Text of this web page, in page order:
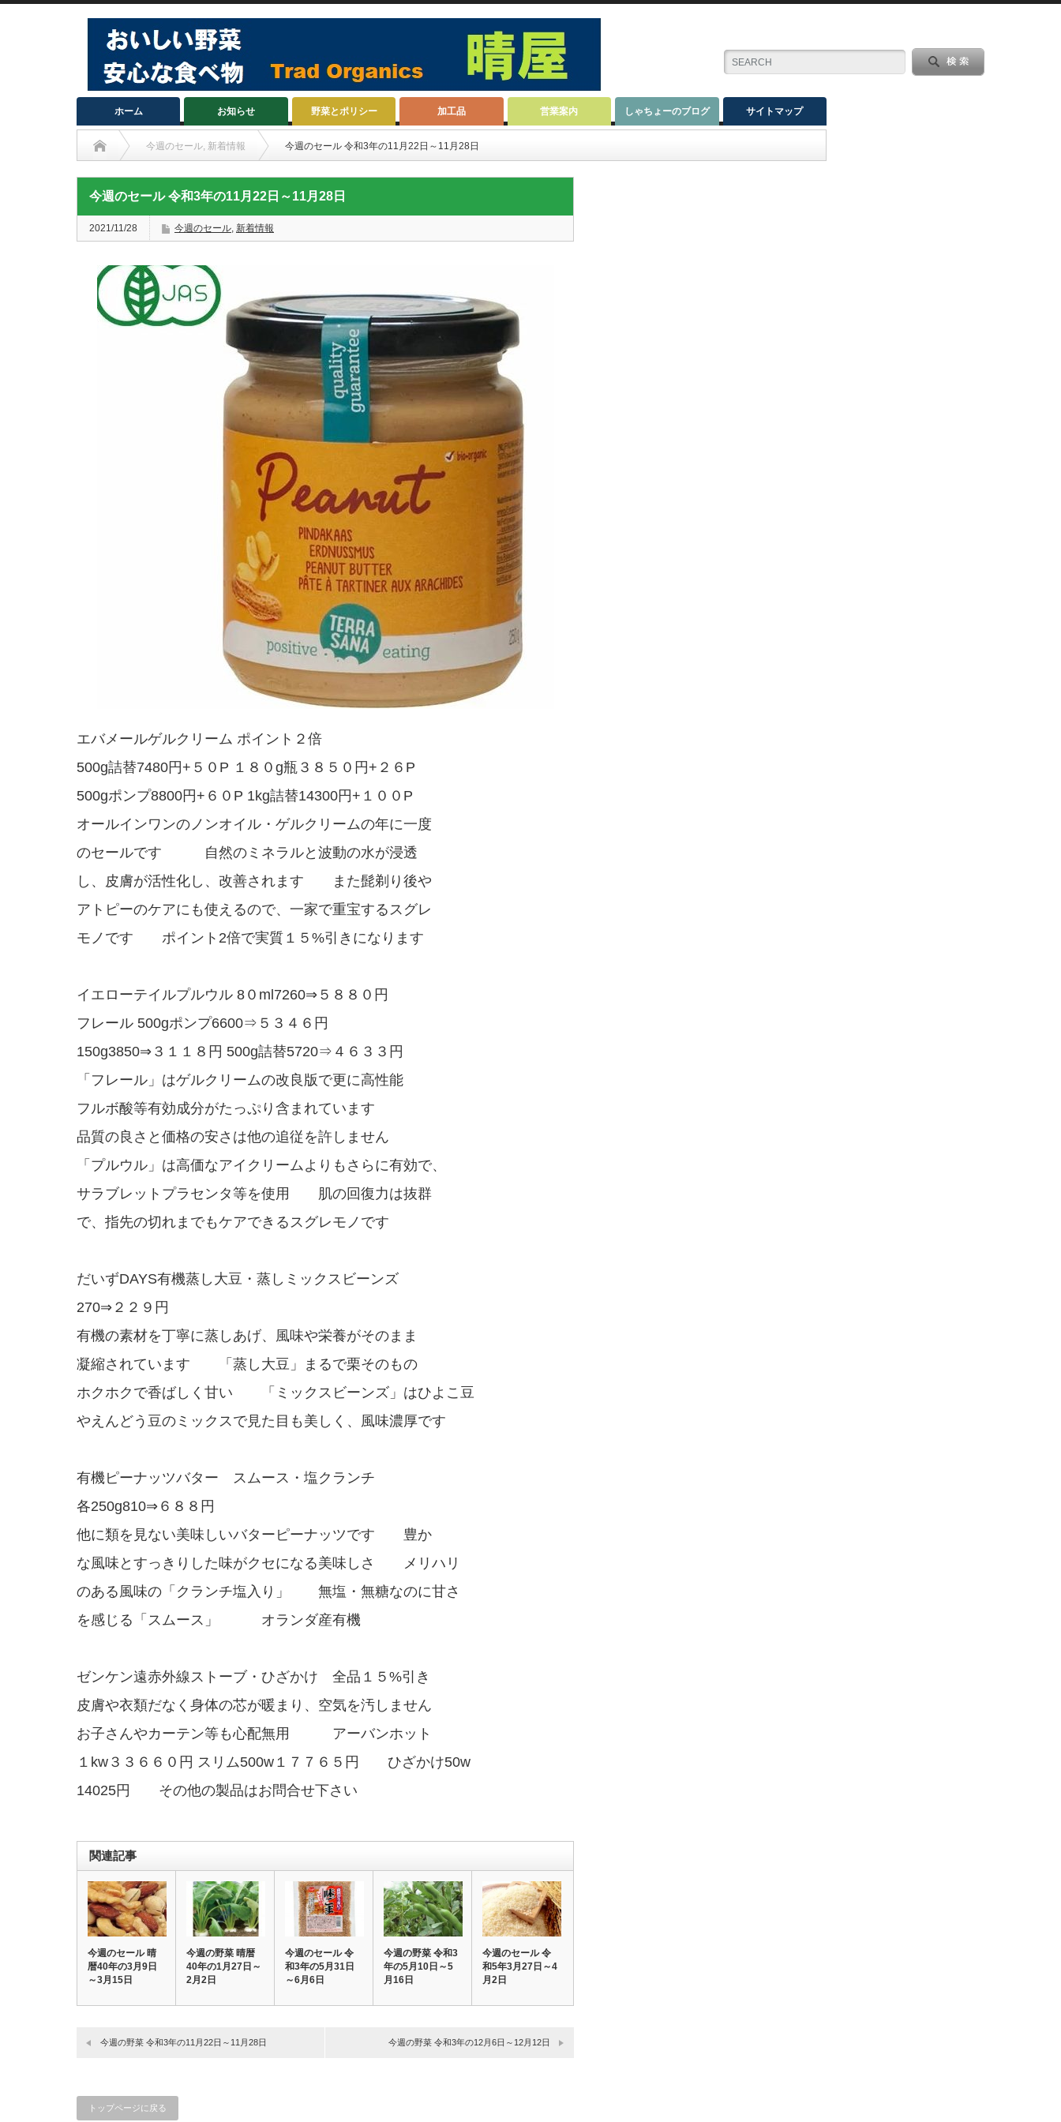
ホーム お知らせ 野菜とポリシー 加工品 営業案内 しゃちょーのブログ サイトマップ
今週のセール, 新着情報 今週のセール 令和3年の11月22日～11月28日
今週のセール 令和3年の11月22日～11月28日
2021/11/28 今週のセール, 新着情報
エバメールゲルクリーム ポイント２倍
500g詰替7480円+５０P １８０g瓶３８５０円+２６P
500gポンプ8800円+６０P 1kg詰替14300円+１００P
オールインワンのノンオイル・ゲルクリームの年に一度
のセールです 自然のミネラルと波動の水が浸透
し、皮膚が活性化し、改善されます また髭剃り後や
アトピーのケアにも使えるので、一家で重宝するスグレ
モノです ポイント2倍で実質１５%引きになります
イエローテイルプルウル 8０ml7260⇒５８８０円
フレール 500gポンプ6600⇒５３４６円
150g3850⇒３１１８円 500g詰替5720⇒４６３３円
「フレール」はゲルクリームの改良版で更に高性能
フルボ酸等有効成分がたっぷり含まれています
品質の良さと価格の安さは他の追従を許しません
「プルウル」は高価なアイクリームよりもさらに有効で、
サラブレットプラセンタ等を使用 肌の回復力は抜群
で、指先の切れまでもケアできるスグレモノです
だいずDAYS有機蒸し大豆・蒸しミックスビーンズ
270⇒２２９円
有機の素材を丁寧に蒸しあげ、風味や栄養がそのまま
凝縮されています 「蒸し大豆」まるで栗そのもの
ホクホクで香ばしく甘い 「ミックスビーンズ」はひよこ豆
やえんどう豆のミックスで見た目も美しく、風味濃厚です
有機ピーナッツバター スムース・塩クランチ
各250g810⇒６８８円
他に類を見ない美味しいバターピーナッツです 豊か
な風味とすっきりした味がクセになる美味しさ メリハリ
のある風味の「クランチ塩入り」 無塩・無糖なのに甘さ
を感じる「スムース」 オランダ産有機
ゼンケン遠赤外線ストーブ・ひざかけ 全品１５%引き
皮膚や衣類だなく身体の芯が暖まり、空気を汚しません
お子さんやカーテン等も心配無用 アーバンホット
１kw３３６６０円 スリム500w１７７６５円 ひざかけ50w
14025円 その他の製品はお問合せ下さい
関連記事
今週のセール 晴
暦40年の3月9日
～3月15日
今週の野菜 晴暦
40年の1月27日～
2月2日
今週のセール 令
和3年の5月31日
～6月6日
今週の野菜 令和3
年の5月10日～5
月16日
今週のセール 令
和5年3月27日～4
月2日
今週の野菜 令和3年の11月22日～11月28日 今週の野菜 令和3年の12月6日～12月12日
トップページに戻る